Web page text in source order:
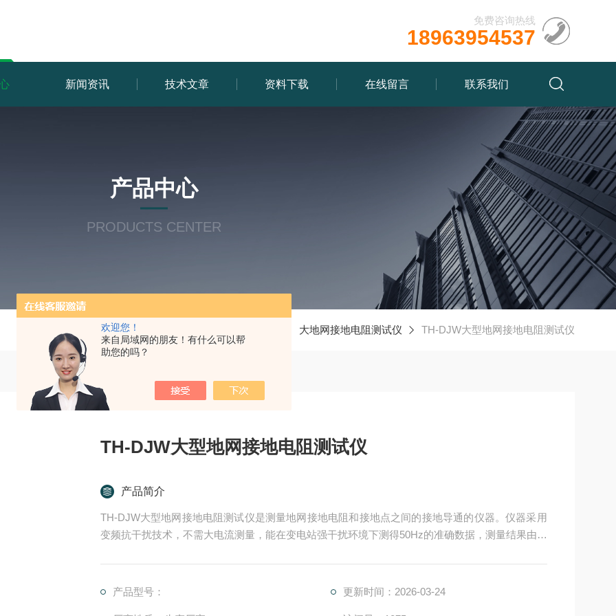
欢迎您！
来自局域网的朋友！有什么可以帮
助您的吗？
免费咨询热线
18963954537
新闻资讯 技术文章 资料下载 在线留言 联系我们
产品中心
PRODUCTS CENTER
当前位置：首页 大地网接地电阻测试仪 TH-DJW大型地网接地电阻测试仪
TH-DJW大型地网接地电阻测试仪
产品简介
TH-DJW大型地网接地电阻测试仪是测量地网接地电阻和接地点之间的接地导通的仪器。仪器采用
变频抗干扰技术，不需大电流测量，能在变电站强干扰环境下测得50Hz的准确数据，测量结果由大
产品型号：
更新时间：2026-03-24